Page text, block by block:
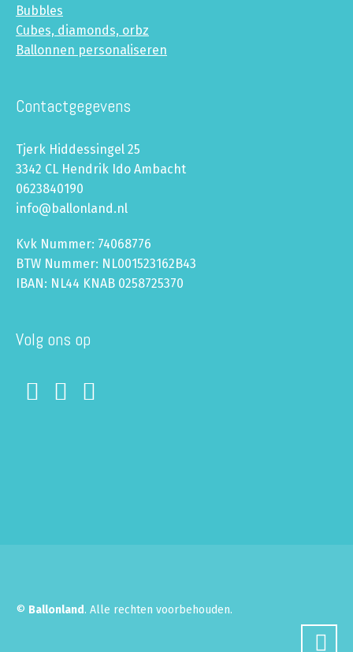
Bubbles
Cubes, diamonds, orbz
Ballonnen personaliseren
Contactgegevens
Tjerk Hiddessingel 25
3342 CL Hendrik Ido Ambacht
0623840190
info@ballonland.nl
Kvk Nummer: 74068776
BTW Nummer: NL001523162B43
IBAN: NL44 KNAB 0258725370
Volg ons op
© Ballonland . Alle rechten voorbehouden.